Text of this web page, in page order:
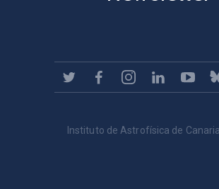
Instituto de Astrofísica de